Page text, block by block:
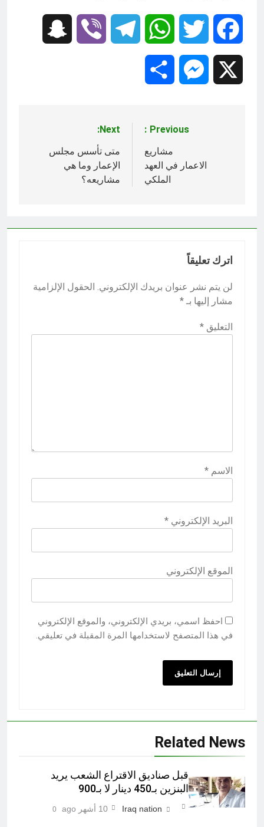
Facebook
Twitter
WhatsApp
Telegram
Viber
Messenger
Previous:
مشاريع
الاعمار في العهد
الملكي
Next:
متى تأسس مجلس
الإعمار وما هي
مشاريعه؟
اترك تعليقاً
لن يتم نشر عنوان بريدك الإلكتروني. الحقول الإلزامية
مشار إليها بـ *
التعليق *
الاسم *
البريد الإلكتروني *
الموقع الإلكتروني
احفظ اسمي، بريدي الإلكتروني، والموقع الإلكتروني
في هذا المتصفح لاستخدامها المرة المقبلة في تعليقي.
Related News
قبل صناديق الاقتراع الشعب يريد
البنزين بـ450 دينار لا بـ900
Iraq nation 10 أشهر ago 0